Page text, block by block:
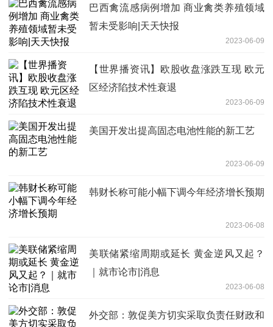
巴西禽流感病例增加 商业禽类养殖领域
暂未受影响|天天快报
2023-06-09
【世界播资讯】欧股收盘涨跌互现 欧元
区经济陷技术性衰退
2023-06-09
美国开发出提高固态电池性能的新工艺
2023-06-09
韩财长称可能小幅下调今年经济增长预期
2023-06-08
美联储紧缩周期或延长 黄金逆风又起？
｜就市论市|消息
2023-06-08
外交部：敦促美方切实采取负责任财政和